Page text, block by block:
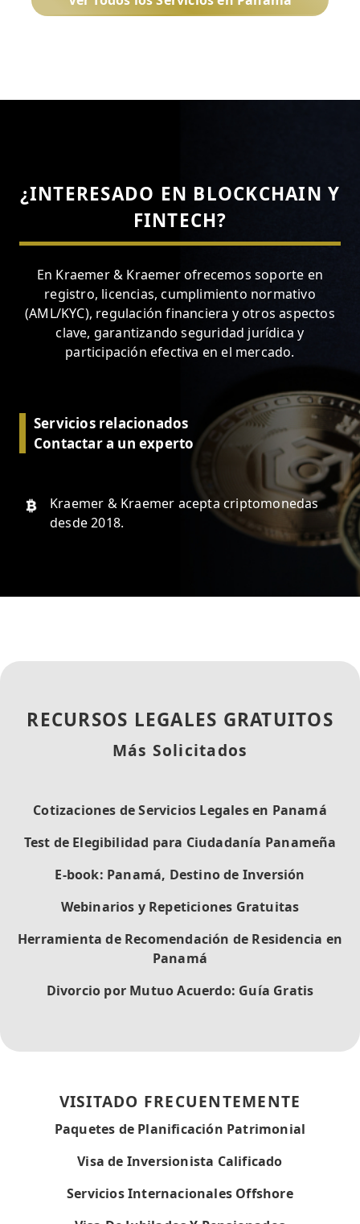
¿INTERESADO EN BLOCKCHAIN Y
FINTECH?
En Kraemer & Kraemer ofrecemos soporte en
registro, licencias, cumplimiento normativo
(AML/KYC), regulación financiera y otros aspectos
clave, garantizando seguridad jurídica y
participación efectiva en el mercado.
Servicios relacionados
Contactar a un experto
Kraemer & Kraemer acepta criptomonedas
desde 2018.
RECURSOS LEGALES GRATUITOS
Más Solicitados
Cotizaciones de Servicios Legales en Panamá
Test de Elegibilidad para Ciudadanía Panameña
E-book: Panamá, Destino de Inversión
Webinarios y Repeticiones Gratuitas
Herramienta de Recomendación de Residencia en
Panamá
Divorcio por Mutuo Acuerdo: Guía Gratis
VISITADO FRECUENTEMENTE
Paquetes de Planificación Patrimonial
Visa de Inversionista Calificado
Servicios Internacionales Offshore